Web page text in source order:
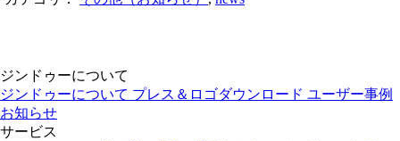
ジンドゥーについて
ジンドゥーについて プレス＆ロゴダウンロード ユーザー事例
お知らせ
サービス